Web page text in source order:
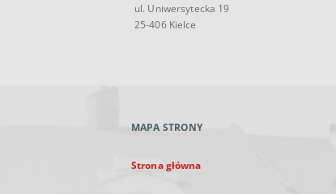
ul. Uniwersytecka 19
25-406 Kielce
MAPA STRONY
Strona główna